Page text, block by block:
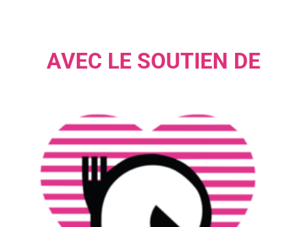
AVEC LE SOUTIEN DE